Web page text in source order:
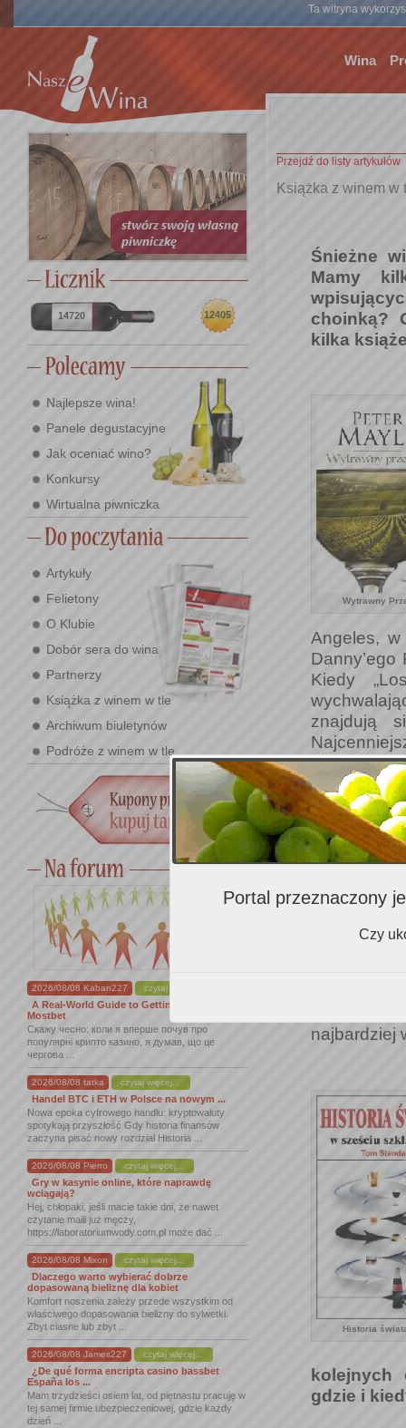
Ta witryna
Wina
14720 12405
Najlepsze wina!
Panele degustacyjne
Jak oceniać wino?
Konkursy
Wirtualna piwniczka
Artykuły
Felietony
O Klubie
Dobór sera do wina
Partnerzy
Książka z winem w tle
Archiwum biuletynów
Podróże z winem w tle
2026/08/08 Kaban227 czytaj więcej...
A Real-World Guide to Getting Started With
Mostbet
Скажу чесно: коли я вперше почув про
популярні крипто казино, я думав, що це
чергова ...
2026/08/08 tatka czytaj więcej...
Handel BTC i ETH w Polsce na nowym ...
Nowa epoka cyfrowego handlu: kryptowaluty
spotykają przyszłość Gdy historia finansów
zaczyna pisać nowy rozdział Historia ...
2026/08/08 Pierro czytaj więcej...
Gry w kasynie online, które naprawdę
wciągają?
Hej, chłopaki, jeśli macie takie dni, że nawet
czytanie maili już męczy,
https://laboratoriumwody.com.pl może dać ...
2026/08/08 Mixon czytaj więcej...
Dlaczego warto wybierać dobrze
dopasowaną bieliznę dla kobiet
Komfort noszenia zależy przede wszystkim od
właściwego dopasowania bielizny do sylwetki.
Zbyt ciasne lub zbyt ...
2026/08/08 James227 czytaj więcej...
¿De qué forma encripta casino bassbet
España los ...
Mam trzydzieści osiem lat, od piętnastu pracuję w
tej samej firmie ubezpieczeniowej, gdzie każdy
dzień ...
Przejdź do listy artykułów
Książka z winem w
Śnieżne
Mamy
choinką?
kilka
Wytrawny
Angeles, w
Kiedy
znajdują
scenę
Sam
winnic, a
podobnie
najbardziej
Historia
kolejnych
gdzie i
Portal przeznaczony
Czy